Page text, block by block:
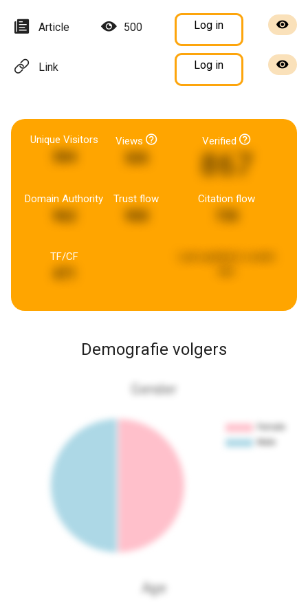
Article 500 Log in
Link Log in
Unique Visitors
584
Views Verified
867
Domain Authority
962
Trust flow Citation flow
TF/CF
Demografie volgers
Gender
Age